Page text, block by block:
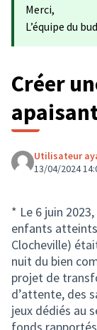
Merci,
L’équipe du
Créer
Utilisateur
13/04/2024
* Le 6 juin
enfants
Clocheville)
nuit du bien
projet de
d’attente, des
jeux dédiés au